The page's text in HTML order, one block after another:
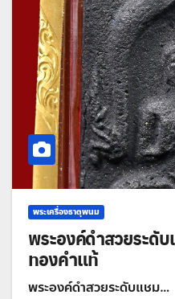
พระเครื่องธาตุพนม
พระองค์ดำสวยระดั
ทองคำแท้
พระองค์ดำสวยระดับแชม…